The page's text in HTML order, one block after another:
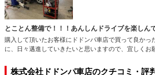
とことん整備で！！！あんしんドライブを楽しん
購入して頂いたお客様にドドンパ車店で買って良かっ
に、日々邁進していきたいと思いますので、宜しくお
株式会社ドドンパ車店のクチコミ・評